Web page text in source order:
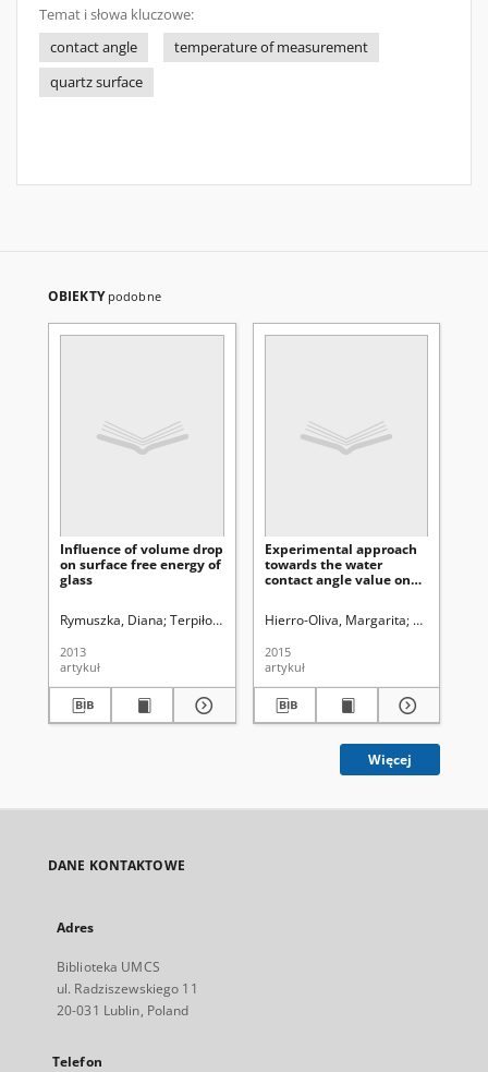
Temat i słowa kluczowe:
contact angle
temperature of measurement
quartz surface
OBIEKTY podobne
Influence of volume drop
on surface free energy of
glass
Rymuszka, Diana Terpiłowski, Konrad Goworek, Jacek (1949- ). Red.
2013
artykuł
Experimental approach
towards the water
contact angle value on
Hierro-Oliva, Margarita Rodríguez-
2015
artykuł
Więcej
DANE KONTAKTOWE
Adres
Biblioteka UMCS
ul. Radziszewskiego 11
20-031 Lublin, Poland
Telefon